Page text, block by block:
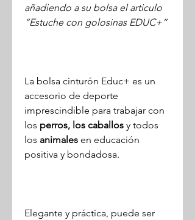
añadiendo a su bolsa el articulo
“Estuche con golosinas EDUC+”
La bolsa cinturón Educ+ es un
accesorio de deporte
imprescindible para trabajar con
los perros, los caballos y todos
los animales en educación
positiva y bondadosa.
Elegante y práctica, puede ser